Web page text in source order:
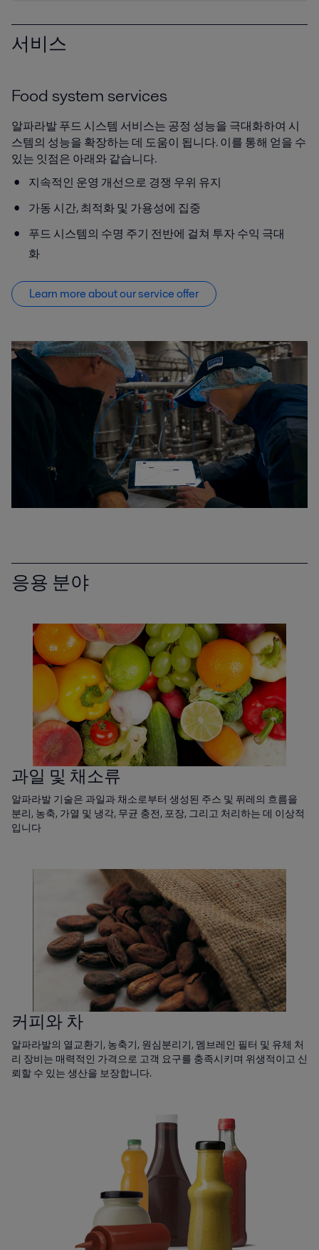
서비스
Food system services
알파라발 푸드 시스템 서비스는 공정 성능을 극대화하여 시
스템의 성능을 확장하는 데 도움이 됩니다. 이를 통해 얻을 수
있는 잇점은 아래와 같습니다.
지속적인 운영 개선으로 경쟁 우위 유지
가동 시간, 최적화 및 가용성에 집중
푸드 시스템의 수명 주기 전반에 걸쳐 투자 수익 극대
화
Learn more about our service offer
응용 분야
과일 및 채소류
알파라발 기술은 과일과 채소로부터 생성된 주스 및 퓌레의 흐름을
분리, 농축, 가열 및 냉각, 무균 충전, 포장, 그리고 처리하는 데 이상적
입니다
커피와 차
알파라발의 열교환기, 농축기, 원심분리기, 멤브레인 필터 및 유체 처
리 장비는 매력적인 가격으로 고객 요구를 충족시키며 위생적이고 신
뢰할 수 있는 생산을 보장합니다.